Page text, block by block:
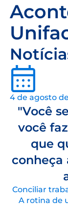
4 de agosto
"Você
você
que
conheça
Conciliar
A rotina de